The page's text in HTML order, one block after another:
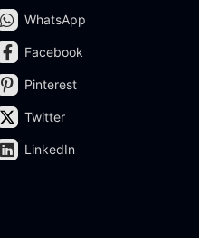
WhatsApp
Facebook
Pinterest
Twitter
LinkedIn